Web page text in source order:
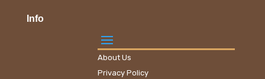
Info
About Us
Privacy Policy